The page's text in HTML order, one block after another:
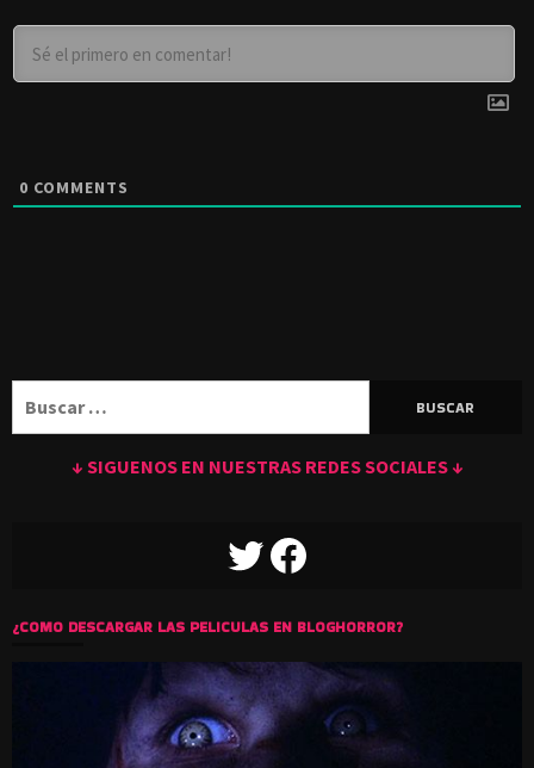
0 COMMENTS
↓ SIGUENOS EN NUESTRAS REDES SOCIALES ↓
TWITTERFACEBOOK
¿COMO DESCARGAR LAS PELICULAS EN BLOGHORROR?